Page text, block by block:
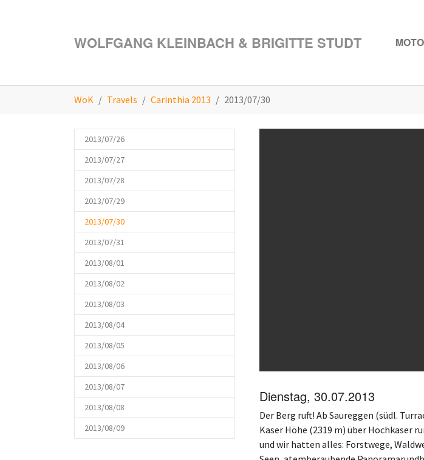
WOLFGANG KLEINBACH & BRIGITTE STUDT
WoK Travels Carinthia 2013 2013/07/30
2013/07/26
2013/07/27
2013/07/28
2013/07/29
2013/07/30(current)
2013/07/31
2013/08/01
2013/08/02
2013/08/03
2013/08/04
2013/08/05
2013/08/06
2013/08/07
2013/08/08
2013/08/09
Dienstag, 30.07.2013
Der Berg ruft! Ab Saureggen (südl.
Kaser Höhe (2319 m) über Hochkaser
und wir hatten alles: Forstwege,